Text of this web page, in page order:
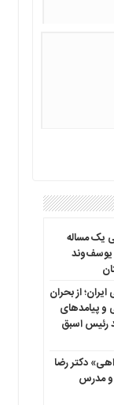
یک مساله
یوسف‌وند
از بحران
پیامدهای
رئیس اسبق
دکتر رضا
و مدرس